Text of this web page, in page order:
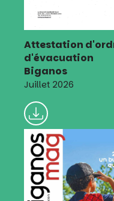
Attestation
d'évacuation
Biganos
Juillet 2026